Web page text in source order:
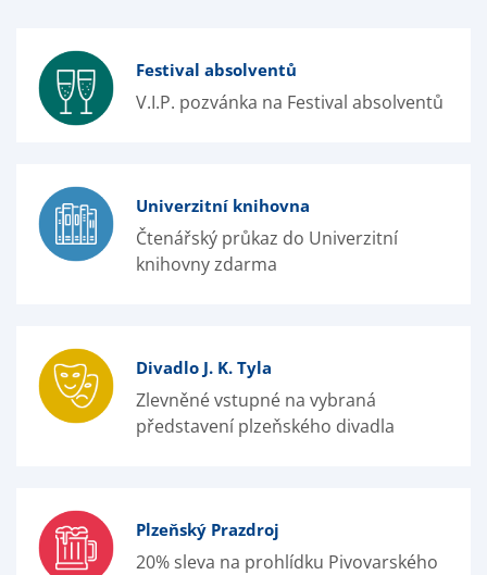
Festival absolventů
V.I.P. pozvánka na Festival absolventů
Univerzitní knihovna
Čtenářský průkaz do Univerzitní
knihovny zdarma
Divadlo J. K. Tyla
Zlevněné vstupné na vybraná
představení plzeňského divadla
Plzeňský Prazdroj
20% sleva na prohlídku Pivovarského